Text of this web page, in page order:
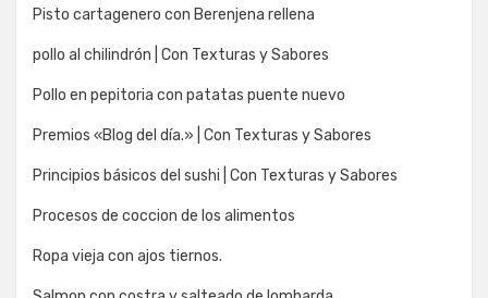
Pisto cartagenero con Berenjena rellena
pollo al chilindrón | Con Texturas y Sabores
Pollo en pepitoria con patatas puente nuevo
Premios «Blog del día.» | Con Texturas y Sabores
Principios básicos del sushi | Con Texturas y Sabores
Procesos de coccion de los alimentos
Ropa vieja con ajos tiernos.